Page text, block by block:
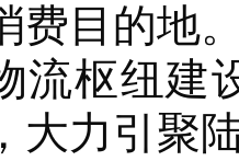
费目的地
流枢纽建
大力引聚